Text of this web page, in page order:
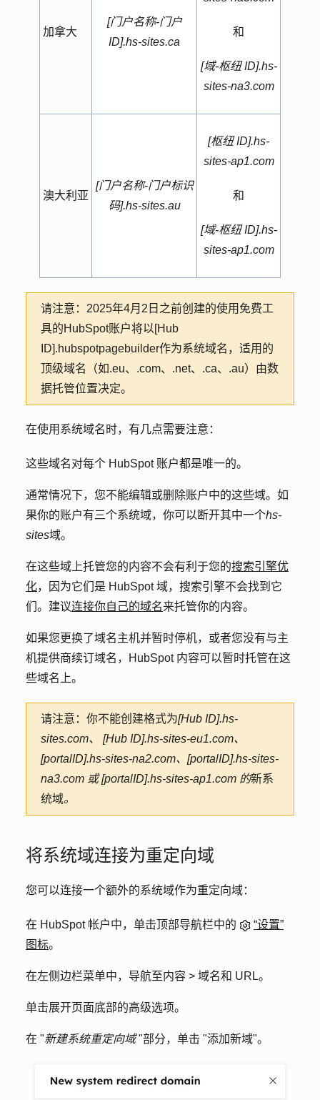
加拿大
[门户名称-门户
ID].hs-sites.ca
和
[域-枢纽 ID].hs-
sites-na3.com
澳大利亚
[门户名称-门户标识
码].hs-sites.au
[枢纽 ID].hs-
sites-ap1.com
和
[域-枢纽 ID].hs-
sites-ap1.com
请注意： 2025年4月2日之前创建的使用免费工
具的HubSpot账户将以[Hub
ID].hubspotpagebuilder作为系统域名，适用的
顶级域名（如.eu、.com、.net、.ca、.au）由数
据托管位置决定。
在使用系统域名时，有几点需要注意：
这些域名对每个 HubSpot 账户都是唯一的。
通常情况下，您不能编辑或删除账户中的这些域。如
果你的账户有三个系统域，你可以断开其中一个hs-
sites域。
在这些域上托管您的内容不会有利于您的搜索引擎优
化，因为它们是 HubSpot 域，搜索引擎不会找到它
们。建议连接你自己的域名来托管你的内容。
如果您更换了域名主机并暂时停机，或者您没有与主
机提供商续订域名，HubSpot 内容可以暂时托管在这
些域名上。
请注意： 你不能创建格式为[Hub ID].hs-
sites.com、
[Hub ID].hs-sites-eu1.com、
[portalID].hs-sites-na2.com、[portalID].hs-sites-
na3.com 或 [portalID].hs-sites-ap1.com 的新系
统域。
将系统域连接为重定向域
您可以连接一个额外的系统域作为重定向域：
在 HubSpot 帐户中，单击顶部导航栏中的
“设置”
图标。
在左侧边栏菜单中，导航至内容 > 域名和 URL。
单击展开页面底部的高级选项。
在 "新建系统重定向域"部分，单击 "添加新域"。